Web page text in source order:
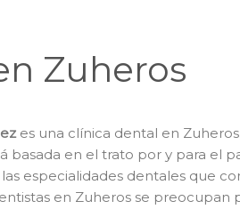
Zuheros
es una clínica dental en
basada en el trato por y para el
especialidades dentales que
en Zuheros se preocupan